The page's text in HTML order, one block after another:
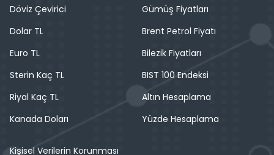
Döviz Çevirici
Dolar TL
Euro TL
Sterin Kaç TL
Riyal Kaç TL
Kanada Doları
Gümüş Fiyatları
Brent Petrol Fiyatı
Bilezik Fiyatları
BIST 100 Endeksi
Altın Hesaplama
Yüzde Hesaplama
Kişisel Verilerin Korunması